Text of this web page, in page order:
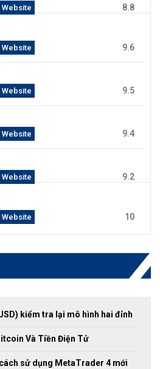
Website 8.8
Website 9.6
Website 9.5
Website 9.4
Website 9.2
Website 10
kiểm tra lại mô hình hai đỉnh
Và Tiền Điện Tử
sử dụng MetaTrader 4 mới